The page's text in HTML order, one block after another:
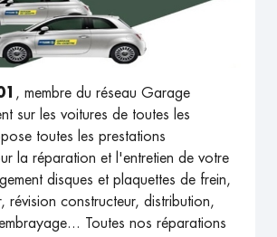
, membre du réseau Garage
sur les voitures de toutes les
toutes les prestations
la réparation et l'entretien de votre
disques et plaquettes de frein,
révision constructeur, distribution,
Toutes nos réparations